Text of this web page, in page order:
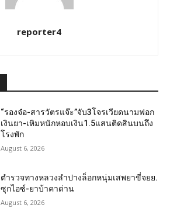
reporter4
“รองจ๋อ-สารวัตรแจ๊ะ”จับ3โจรเวียดนามฟอก
เงินยา-เหิมหนักหอบเงิน1.5แสนติดสินบนถึง
โรงพัก
August 6, 2026
ตำรวจทางหลวงลำปางล็อกหนุ่มเสพยาขี่จยย.
ซุกไอซ์-ยาบ้าคาด่าน
August 6, 2026